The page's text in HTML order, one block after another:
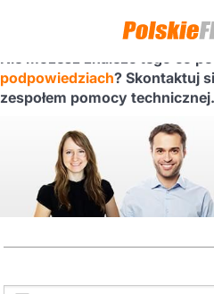
podpowiedziach? Skontaktuj
zespołem pomocy technicznej.